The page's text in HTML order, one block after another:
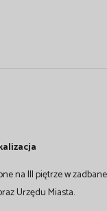
na III piętrze w
Urzędu Miasta.